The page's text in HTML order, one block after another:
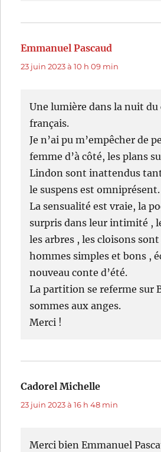
Emmanuel Pascaud
23 juin 2023 à 10 h 09 min
Une lumière dans la nuit du
français.
Je n’ai pu m’empêcher de
femme d’à côté, les plans
Lindon sont inattendus
le suspens est omniprésent.
La sensualité est vraie, la
surpris dans leur intimité ,
les arbres , les cloisons
hommes simples et bons ,
nouveau conte d’été.
La partition se referme sur
sommes aux anges.
Merci !
Cadorel Michelle
23 juin 2023 à 16 h 48 min
Merci bien Emmanuel